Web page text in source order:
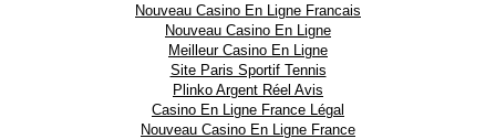
Nouveau Casino En Ligne Francais
Nouveau Casino En Ligne
Meilleur Casino En Ligne
Site Paris Sportif Tennis
Plinko Argent Réel Avis
Casino En Ligne France Légal
Nouveau Casino En Ligne France